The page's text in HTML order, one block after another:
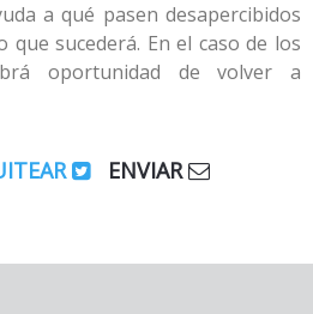
a qué pasen desapercibidos
sucederá. En el caso de los
oportunidad de volver a
ENVIAR